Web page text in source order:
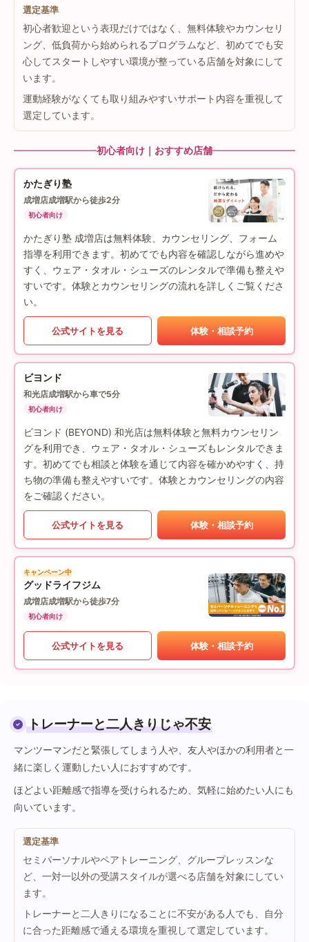
選定基準
初心者歓迎という表現だけではなく、無料体験やカウンセリ
ング、低負荷から始められるプログラムなど、初めてでも安
心してスタートしやすい環境が整っている店舗を対象にして
います。
運動経験がなくても取り組みやすいサポート内容を重視して
選定しています。
初心者向け｜おすすめ店舗
かたぎり塾
成増店成増駅から徒歩2分
初心者向け
かたぎり塾 成増店は無料体験、カウンセリング、フォーム
指導を利用できます。初めてでも内容を確認しながら進めや
すく、ウェア・タオル・シューズのレンタルで準備も整えや
すいです。体験とカウンセリングの流れを詳しくご覧くださ
い。
公式サイトを見る 体験・相談予約
ビヨンド
和光店成増駅から車で5分
初心者向け
ビヨンド (BEYOND) 和光店は無料体験と無料カウンセリン
グを利用でき、ウェア・タオル・シューズもレンタルできま
す。初めてでも相談と体験を通じて内容を確かめやすく、持
ち物の準備も整えやすいです。体験とカウンセリングの内容
をご確認ください。
公式サイトを見る 体験・相談予約
キャンペーン中
グッドライフジム
成増店成増駅から徒歩7分
初心者向け
公式サイトを見る 体験・相談予約
トレーナーと二人きりじゃ不安
マンツーマンだと緊張してしまう人や、友人やほかの利用者と一
緒に楽しく運動したい人におすすめです。
ほどよい距離感で指導を受けられるため、気軽に始めたい人にも
向いています。
選定基準
セミパーソナルやペアトレーニング、グループレッスンな
ど、一対一以外の受講スタイルが選べる店舗を対象にしてい
ます。
トレーナーと二人きりになることに不安がある人でも、自分
に合った距離感で通える環境を重視して選定しています。